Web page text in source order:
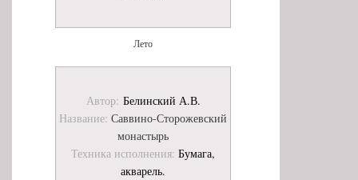
Лето
Автор: Белинский А.В.
Название: Саввино-Сторожевский
монастырь
Техника исполнения: Бумага,
акварель.